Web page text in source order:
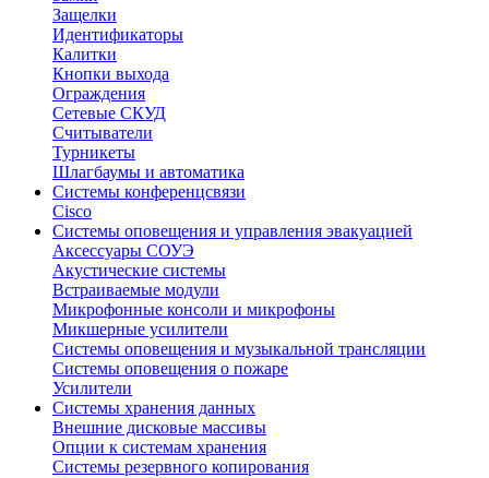
Защелки
Идентификаторы
Калитки
Кнопки выхода
Ограждения
Сетевые СКУД
Считыватели
Турникеты
Шлагбаумы и автоматика
Системы конференцсвязи
Cisco
Системы оповещения и управления эвакуацией
Аксессуары СОУЭ
Акустические системы
Встраиваемые модули
Микрофонные консоли и микрофоны
Микшерные усилители
Системы оповещения и музыкальной трансляции
Системы оповещения о пожаре
Усилители
Системы хранения данных
Внешние дисковые массивы
Опции к системам хранения
Системы резервного копирования